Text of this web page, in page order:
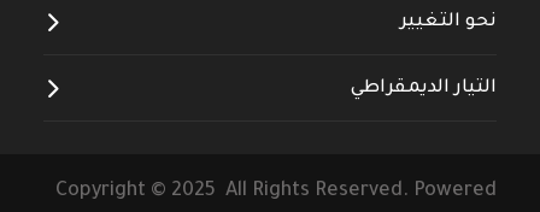
نحو التغيير
التيار الديمقراطي
Copyright © 2025 All Rights Reserved. Powered